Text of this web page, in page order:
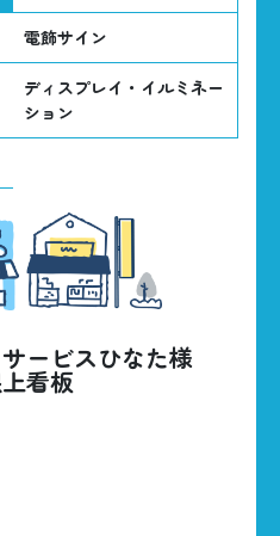
ービスひなた様
看板
電飾サイン
ディスプレイ・イルミネー
ション